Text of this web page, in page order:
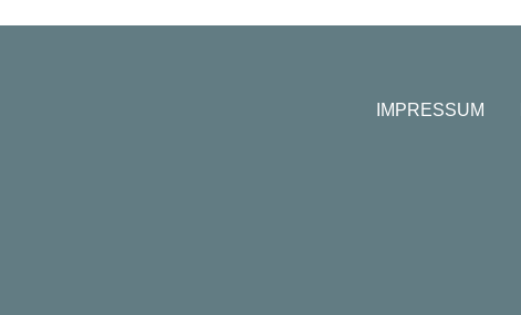
IMPRESSUM